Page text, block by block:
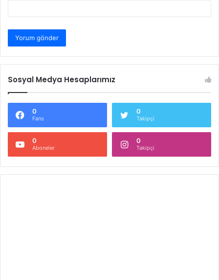
Sosyal Medya Hesaplarımız
0
Fans
0
Takipçi
0
Aboneler
0
Takipçi